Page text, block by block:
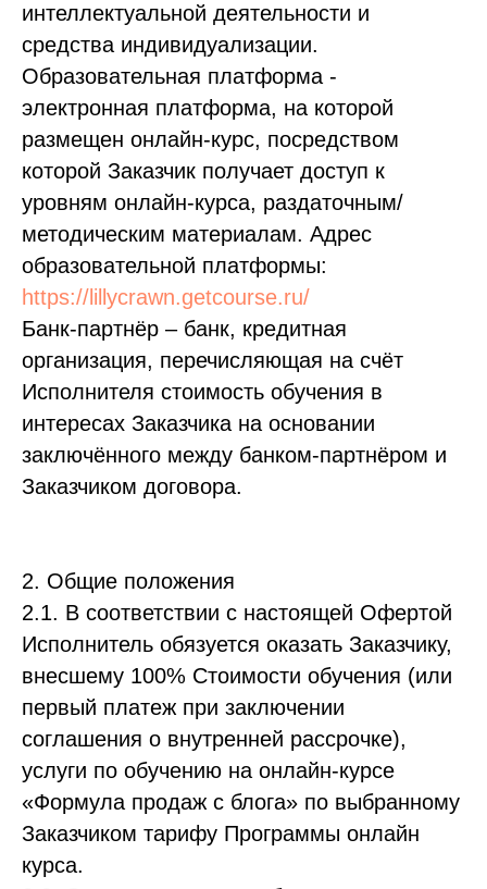
интеллектуальной деятельности и
средства индивидуализации.
Образовательная платформа -
электронная платформа, на которой
размещен онлайн-курс, посредством
которой Заказчик получает доступ к
уровням онлайн-курса, раздаточным/
методическим материалам. Адрес
образовательной платформы:
https://lillycrawn.getcourse.ru/
Банк-партнёр – банк, кредитная
организация, перечисляющая на счёт
Исполнителя стоимость обучения в
интересах Заказчика на основании
заключённого между банком-партнёром и
Заказчиком договора.
2. Общие положения
2.1. В соответствии с настоящей Офертой
Исполнитель обязуется оказать Заказчику,
внесшему 100% Стоимости обучения (или
первый платеж при заключении
соглашения о внутренней рассрочке),
услуги по обучению на онлайн-курсе
«Формула продаж с блога» по выбранному
Заказчиком тарифу Программы онлайн
курса.